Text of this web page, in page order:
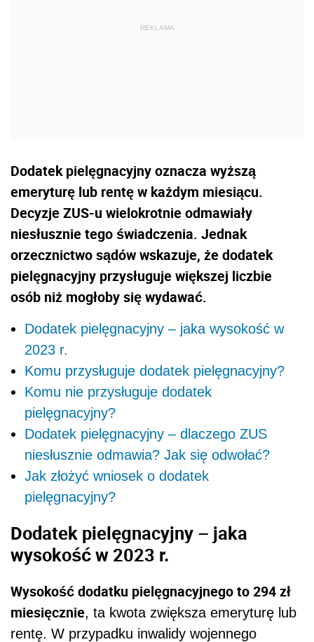
Dodatek pielęgnacyjny oznacza wyższą
emeryturę lub rentę w każdym miesiącu.
Decyzje ZUS-u wielokrotnie odmawiały
niesłusznie tego świadczenia. Jednak
orzecznictwo sądów wskazuje, że dodatek
pielęgnacyjny przysługuje większej liczbie
osób niż mogłoby się wydawać.
Dodatek pielęgnacyjny – jaka wysokość w
2023 r.
Komu przysługuje dodatek pielęgnacyjny?
Komu nie przysługuje dodatek
pielęgnacyjny?
Dodatek pielęgnacyjny – dlaczego ZUS
niesłusznie odmawia? Jak się odwołać?
Jak złożyć wniosek o dodatek
pielęgnacyjny?
Dodatek pielęgnacyjny – jaka
wysokość w 2023 r.
Wysokość dodatku pielęgnacyjnego to 294 zł
miesięcznie, ta kwota zwiększa emeryturę lub
rentę. W przypadku inwalidy wojennego